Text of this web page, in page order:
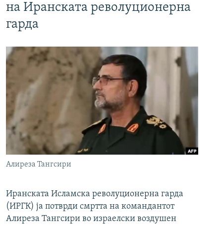
на Иранската револуционерна
гарда
Алиреза Тангсири
Иранската Исламска револуционерна гарда
(ИРГК) ја потврди смртта на командантот
Алиреза Тангсири во израелски воздушен